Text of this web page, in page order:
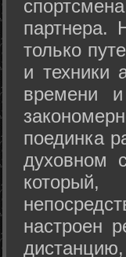
партнера.
только
и техники
времени
поединка
духовном
настроен